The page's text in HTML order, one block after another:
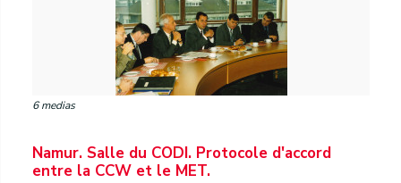
6 medias
Namur. Salle du CODI. Protocole d'accord
entre la CCW et le MET.